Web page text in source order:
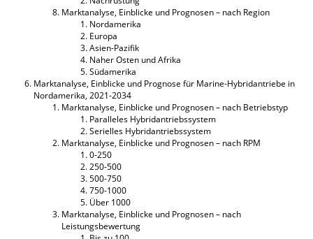
Marktanalyse, Einblicke und Prognosen – nach Region
Nordamerika
Europa
Asien-Pazifik
Naher Osten und Afrika
Südamerika
Marktanalyse, Einblicke und Prognose für Marine-Hybridantriebe in
Nordamerika, 2021-2034
Marktanalyse, Einblicke und Prognosen – nach Betriebstyp
Paralleles Hybridantriebssystem
Serielles Hybridantriebssystem
Marktanalyse, Einblicke und Prognosen – nach RPM
0-250
250-500
500-750
750-1000
Über 1000
Marktanalyse, Einblicke und Prognosen – nach
Leistungsbewertung